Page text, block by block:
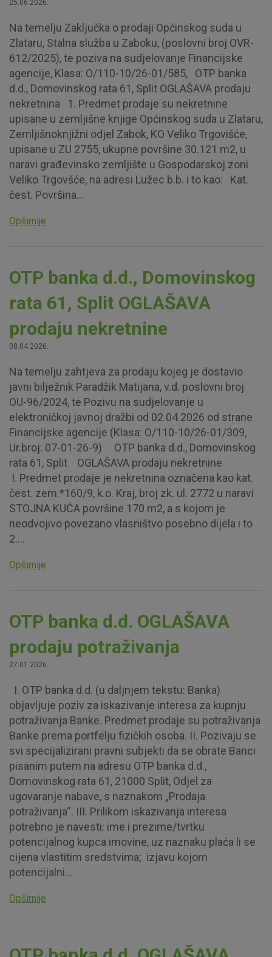
25.06.2026.
Na temelju Zaključka o prodaji Općinskog suda u
Zlataru, Stalna služba u Zaboku, (poslovni broj OVR-
612/2025), te poziva na sudjelovanje Financijske
agencije, Klasa: O/110-10/26-01/585, OTP banka
d.d., Domovinskog rata 61, Split OGLAŠAVA prodaju
nekretnina 1. Predmet prodaje su nekretnine
upisane u zemljišne knjige Općinskog suda u Zlataru,
Zemljišnoknjižni odjel Zabok, KO Veliko Trgovišće,
upisane u ZU 2755, ukupne površine 30.121 m2, u
naravi građevinsko zemljište u Gospodarskoj zoni
Veliko Trgovšće, na adresi Lužec b.b. i to kao: Kat.
čest. Površina...
Opširnije
OTP banka d.d., Domovinskog
rata 61, Split OGLAŠAVA
prodaju nekretnine
08.04.2026.
Na temelju zahtjeva za prodaju kojeg je dostavio
javni bilježnik Paradžik Matijana, v.d. poslovni broj
OU-96/2024, te Pozivu na sudjelovanje u
elektroničkoj javnoj dražbi od 02.04.2026 od strane
Financijske agencije (Klasa: O/110-10/26-01/309,
Ur.broj: 07-01-26-9) OTP banka d.d., Domovinskog
rata 61, Split OGLAŠAVA prodaju nekretnine
I. Predmet prodaje je nekretnina označena kao kat.
čest. zem.*160/9, k.o. Kraj, broj zk. ul. 2772 u naravi
STOJNA KUĆA površine 170 m2, a s kojom je
neodvojivo povezano vlasništvo posebno dijela i to
2....
Opširnije
OTP banka d.d. OGLAŠAVA
prodaju potraživanja
27.01.2026.
I. OTP banka d.d. (u daljnjem tekstu: Banka)
objavljuje poziv za iskazivanje interesa za kupnju
potraživanja Banke. Predmet prodaje su potraživanja
Banke prema portfelju fizičkih osoba. II. Pozivaju se
svi specijalizirani pravni subjekti da se obrate Banci
pisanim putem na adresu OTP banka d.d.,
Domovinskog rata 61, 21000 Split, Odjel za
ugovaranje nabave, s naznakom „Prodaja
potraživanja“. III. Prilikom iskazivanja interesa
potrebno je navesti: ime i prezime/tvrtku
potencijalnog kupca imovine, uz naznaku plaća li se
cijena vlastitim sredstvima; izjavu kojom
potencijalni...
Opširnije